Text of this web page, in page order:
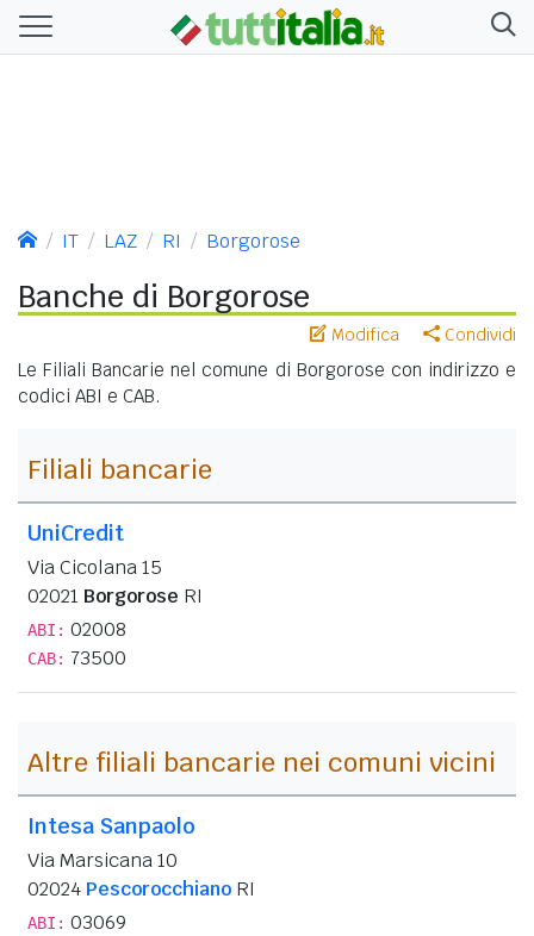
IT LAZ RI Borgorose
Banche di Borgorose
Modifica Condividi
Le Filiali Bancarie nel comune di Borgorose con indirizzo e
codici ABI e CAB.
Filiali bancarie
UniCredit
Via Cicolana 15
02021 Borgorose RI
ABI: 02008
CAB: 73500
Altre filiali bancarie nei comuni vicini
Intesa Sanpaolo
Via Marsicana 10
02024 Pescorocchiano RI
ABI: 03069